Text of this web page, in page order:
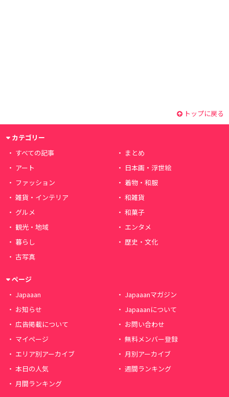
トップに戻る
カテゴリー
すべての記事
まとめ
アート
日本画・浮世絵
ファッション
着物・和服
雑貨・インテリア
和雑貨
グルメ
和菓子
観光・地域
エンタメ
暮らし
歴史・文化
古写真
ページ
Japaaan
Japaaanマガジン
お知らせ
Japaaanについて
広告掲載について
お問い合わせ
マイページ
無料メンバー登録
エリア別アーカイブ
月別アーカイブ
本日の人気
週間ランキング
月間ランキング